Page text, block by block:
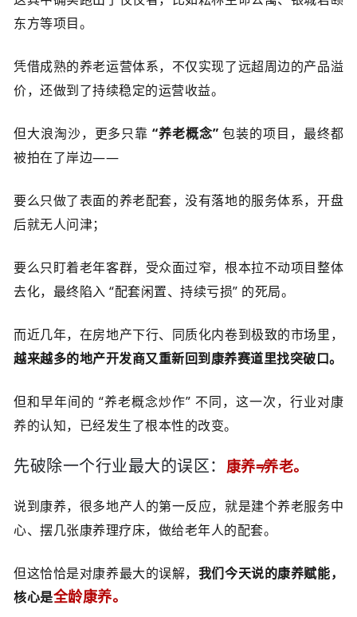
东方等项目。
凭借成熟的养老运营体系，不仅实现了远超周边的产品溢
价，还做到了持续稳定的运营收益。
但大浪淘沙，更多只靠“养老概念”包装的项目，最终都
被拍在了岸边——
要么只做了表面的养老配套，没有落地的服务体系，开盘
后就无人问津；
要么只盯着老年客群，受众面过窄，根本拉不动项目整体
去化，最终陷入 “配套闲置、持续亏损” 的死局。
而近几年，在房地产下行、同质化内卷到极致的市场里，
越来越多的地产开发商又重新回到康养赛道里找突破口。
但和早年间的 “养老概念炒作” 不同，这一次，行业对康
养的认知，已经发生了根本性的改变。
先破除一个行业最大的误区： 康养≠养老。
说到康养，很多地产人的第一反应，就是建个养老服务中
心、摆几张康养理疗床，做给老年人的配套。
但这恰恰是对康养最大的误解， 我们今天说的康养赋能，
核心是全龄康养。